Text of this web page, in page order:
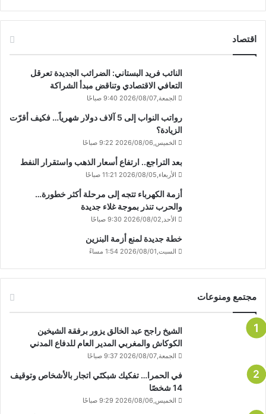
اقتصاد
النائب فريد البستاني: الضرائب الجديدة تعرقل
التعافي الاقتصادي وتناقض مبدأ الشراكة
الجمعة,2026/08/07 9:40 صباحًا
رواتب النواب إلى 5 آلاف دولار شهرياً… فكيف أقرّت
الزيادة؟
الخميس,2026/08/06 9:22 صباحًا
بعد التراجع.. ارتفاع أسعار الذهب واستقرار النفط
الأربعاء,2026/08/05 11:21 صباحًا
أزمة الكهرباء تتجه إلى مرحلة أكثر خطورة…
والحرب تنذر بموجة غلاء جديدة
الأحد,2026/08/02 9:30 صباحًا
خطة جديدة لمنع أزمة البنزين
السبت,2026/08/01 1:54 مساءً
مجتمع ومنوعات
الشيخ راجح عبد الخالق يزور برفقة الشيخين
الكوكاش والمغربي المدير العام للدفاع المدني
الجمعة,2026/08/07 9:37 صباحًا
في الحمرا… تفكيك شبكتَي اتجار بالأشخاص وتوقيف
14 شخصًا
الخميس,2026/08/06 9:29 صباحًا